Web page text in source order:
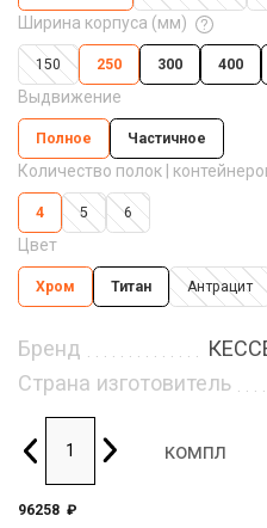
Ширина корпуса (мм)
150 250 300 400
Выдвижение
Полное Частичное
Количество полок |
4 5 6
Цвет
Хром Титан Антрацит
Бренд
Страна изготовитель
компл
96258 ₽